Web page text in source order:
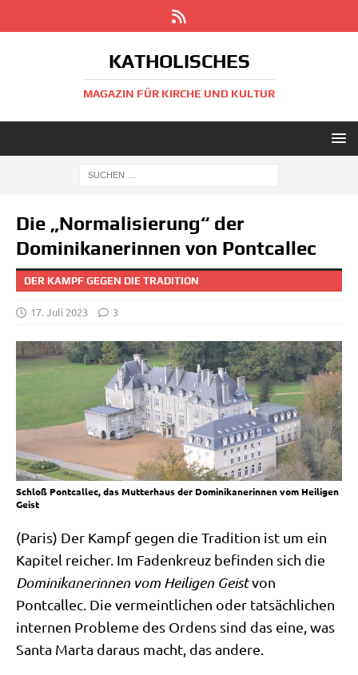
KATHOLISCHES
MAGAZIN FÜR KIRCHE UND KULTUR
Die „Normalisierung“ der
Dominikanerinnen von Pontcallec
DER KAMPF GEGEN DIE TRADITION
17. Juli 2023 3
Schloß Pontcallec, das Mutterhaus der Dominikanerinnen vom Heiligen
Geist
(Paris) Der Kampf gegen die Tra­di­ti­on ist um ein
Kapi­tel rei­cher. Im Faden­kreuz befin­den sich die
Domi­ni­ka­ne­rin­nen vom Hei­li­gen Geistvon
Pontcallec. Die ver­meint­li­chen oder tat­säch­li­chen
inter­nen Pro­ble­me des Ordens sind das eine, was
San­ta Mar­ta dar­aus macht, das andere.